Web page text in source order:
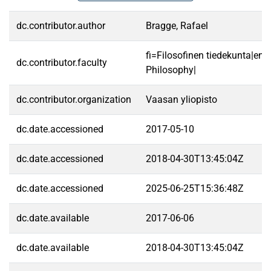
dc.contributor.author Bragge, Rafael
dc.contributor.faculty
fi=Filosofinen
Philosophy|
dc.contributor.organization Vaasan yliopisto
dc.date.accessioned 2017-05-10
dc.date.accessioned 2018-04-30T13:45:04Z
dc.date.accessioned 2025-06-25T15:36:48Z
dc.date.available 2017-06-06
dc.date.available 2018-04-30T13:45:04Z